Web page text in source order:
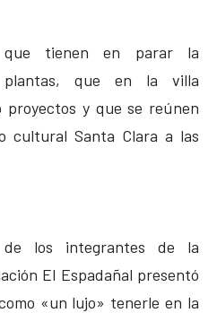
que tienen en parar la
plantas, que en la villa
y que se reúnen
cultural Santa Clara a las
los integrantes de la
El Espadañal presentó
«un lujo» tenerle en la